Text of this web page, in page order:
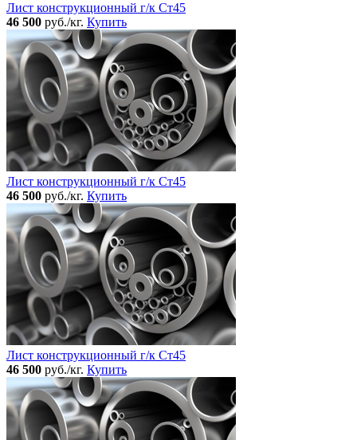
Лист конструкционный г/к Ст45
46 500 руб./кг. Купить
Лист конструкционный г/к Ст45
46 500 руб./кг. Купить
Лист конструкционный г/к Ст45
46 500 руб./кг. Купить